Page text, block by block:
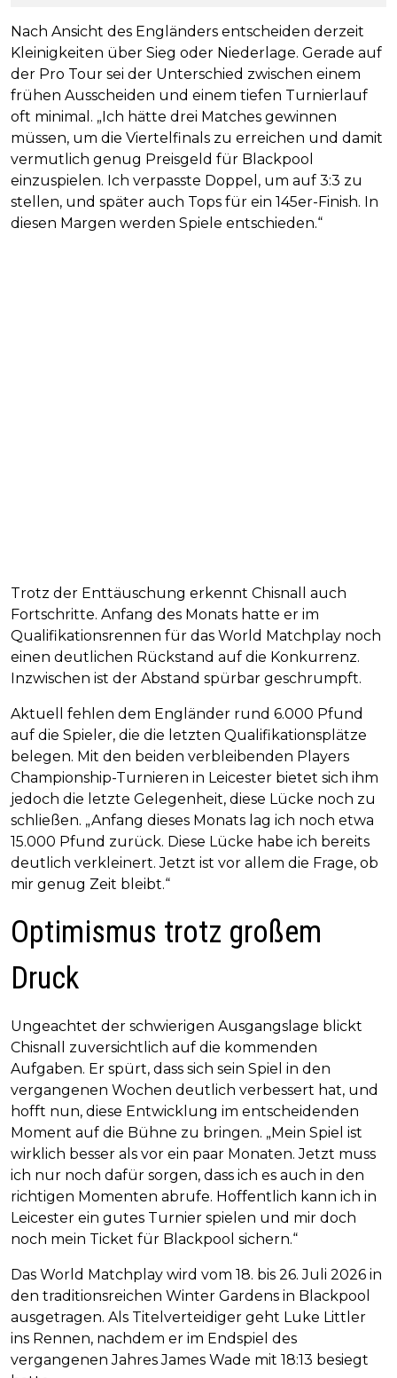
Nach Ansicht des Engländers entscheiden derzeit
Kleinigkeiten über Sieg oder Niederlage. Gerade auf
der Pro Tour sei der Unterschied zwischen einem
frühen Ausscheiden und einem tiefen Turnierlauf
oft minimal. „Ich hätte drei Matches gewinnen
müssen, um die Viertelfinals zu erreichen und damit
vermutlich genug Preisgeld für Blackpool
einzuspielen. Ich verpasste Doppel, um auf 3:3 zu
stellen, und später auch Tops für ein 145er-Finish. In
diesen Margen werden Spiele entschieden.“
Trotz der Enttäuschung erkennt Chisnall auch
Fortschritte. Anfang des Monats hatte er im
Qualifikationsrennen für das World Matchplay noch
einen deutlichen Rückstand auf die Konkurrenz.
Inzwischen ist der Abstand spürbar geschrumpft.
Aktuell fehlen dem Engländer rund 6.000 Pfund
auf die Spieler, die die letzten Qualifikationsplätze
belegen. Mit den beiden verbleibenden Players
Championship-Turnieren in Leicester bietet sich ihm
jedoch die letzte Gelegenheit, diese Lücke noch zu
schließen. „Anfang dieses Monats lag ich noch etwa
15.000 Pfund zurück. Diese Lücke habe ich bereits
deutlich verkleinert. Jetzt ist vor allem die Frage, ob
mir genug Zeit bleibt.“
Optimismus trotz großem
Druck
Ungeachtet der schwierigen Ausgangslage blickt
Chisnall zuversichtlich auf die kommenden
Aufgaben. Er spürt, dass sich sein Spiel in den
vergangenen Wochen deutlich verbessert hat, und
hofft nun, diese Entwicklung im entscheidenden
Moment auf die Bühne zu bringen. „Mein Spiel ist
wirklich besser als vor ein paar Monaten. Jetzt muss
ich nur noch dafür sorgen, dass ich es auch in den
richtigen Momenten abrufe. Hoffentlich kann ich in
Leicester ein gutes Turnier spielen und mir doch
noch mein Ticket für Blackpool sichern.“
Das World Matchplay wird vom 18. bis 26. Juli 2026 in
den traditionsreichen Winter Gardens in Blackpool
ausgetragen. Als Titelverteidiger geht Luke Littler
ins Rennen, nachdem er im Endspiel des
vergangenen Jahres James Wade mit 18:13 besiegt